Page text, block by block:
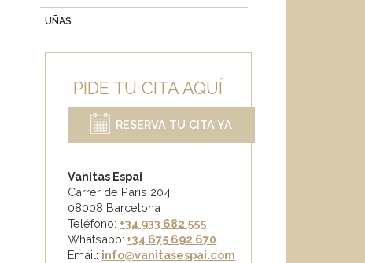
UÑAS
PIDE TU CITA AQUÍ
RESERVA TU CITA YA
Vanitas Espai
Carrer de Paris 204
08008 Barcelona
Teléfono: +34 933 682 555
Whatsapp: +34 675 692 670
Email: info@vanitasespai.com